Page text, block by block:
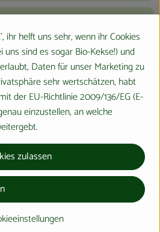
ihr helft uns sehr, wenn ihr Cookies
uns sind es sogar Bio-Kekse!) und
Daten für unser Marketing zu
sehr wertschätzen, habt
der EU-Richtlinie 2009/136/EG (E-
einzustellen, an welche
zulassen